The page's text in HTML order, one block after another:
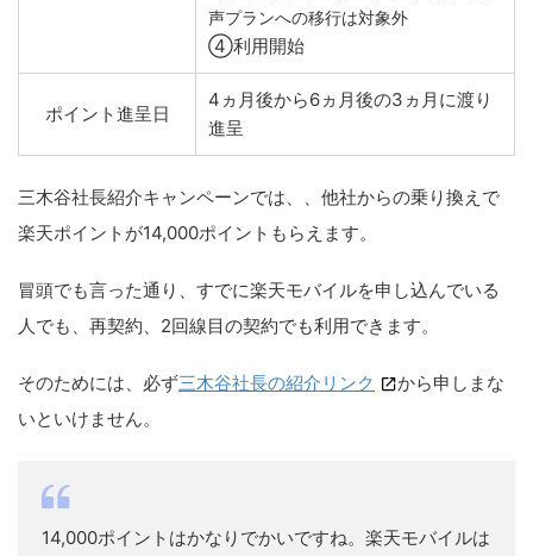
声プランへの移行は対象外
④利用開始
ポイント進呈日
4ヵ月後から6ヵ月後の3ヵ月に渡り
進呈
三木谷社長紹介キャンペーンでは、、他社からの乗り換えで
楽天ポイントが14,000ポイントもらえます。
冒頭でも言った通り、すでに楽天モバイルを申し込んでいる
人でも、再契約、2回線目の契約でも利用できます。
そのためには、必ず三木谷社長の紹介リンク
から申しまな
いといけません。
14,000ポイントはかなりでかいですね。楽天モバイルは